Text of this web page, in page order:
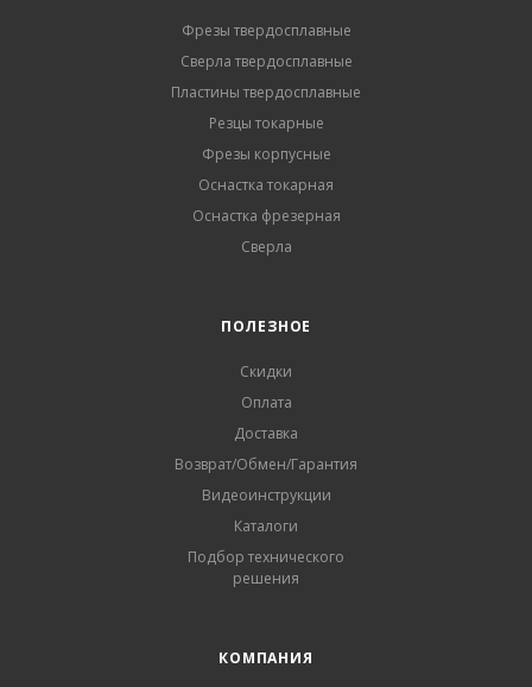
Фрезы твердосплавные
Сверла твердосплавные
Пластины твердосплавные
Резцы токарные
Фрезы корпусные
Оснастка токарная
Оснастка фрезерная
Сверла
ПОЛЕЗНОЕ
Скидки
Оплата
Доставка
Возврат/Обмен/Гарантия
Видеоинструкции
Каталоги
Подбор технического
решения
КОМПАНИЯ